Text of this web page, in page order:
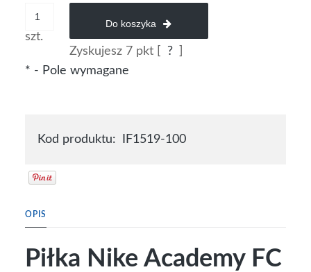
szt.
Do koszyka
Zyskujesz 7pkt [ ?
* - Pole wymagane
Kod produktu: IF1519-100
OPIS
Piłka Nike Academy FC